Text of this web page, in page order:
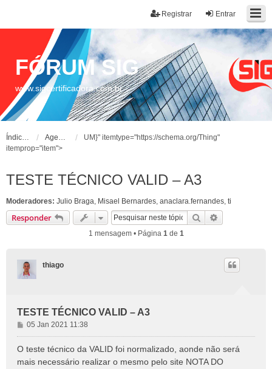
Entrar
Registrar
FÓRUM SIG
www.sigcertificadora.com.br
Índice do fórum Agente de Registro
UM}" itemtype="https://schema.org/Thing"
itemprop="item">
TESTE TÉCNICO VALID – A3
Moderadores: Julio Braga, Misael Bernardes, anaclara.fernandes, ti
Responder Pesquisar
1 mensagem • Página 1de 1
thiago
TESTE TÉCNICO VALID – A3
M
e
n
05 Jan 2021 11:38
O teste técnico da VALID foi normalizado, aonde não será
mais necessário realizar o mesmo pelo site NOTA DO